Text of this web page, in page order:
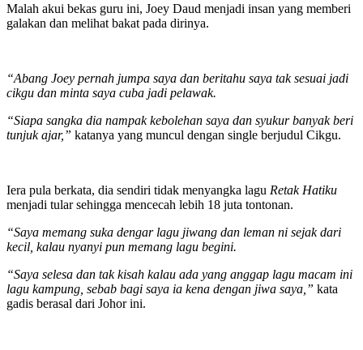
Malah akui bekas guru ini, Joey Daud menjadi insan yang memberi
galakan dan melihat bakat pada dirinya.
“Abang Joey pernah jumpa saya dan beritahu saya tak sesuai jadi
cikgu dan minta saya cuba jadi pelawak.
“Siapa sangka dia nampak kebolehan saya dan syukur banyak beri
tunjuk ajar,” katanya yang muncul dengan single berjudul Cikgu.
Iera pula berkata, dia sendiri tidak menyangka lagu Retak Hatiku
menjadi tular sehingga mencecah lebih 18 juta tontonan.
“Saya memang suka dengar lagu jiwang dan leman ni sejak dari
kecil, kalau nyanyi pun memang lagu begini.
“Saya selesa dan tak kisah kalau ada yang anggap lagu macam ini
lagu kampung, sebab bagi saya ia kena dengan jiwa saya,” kata
gadis berasal dari Johor ini.